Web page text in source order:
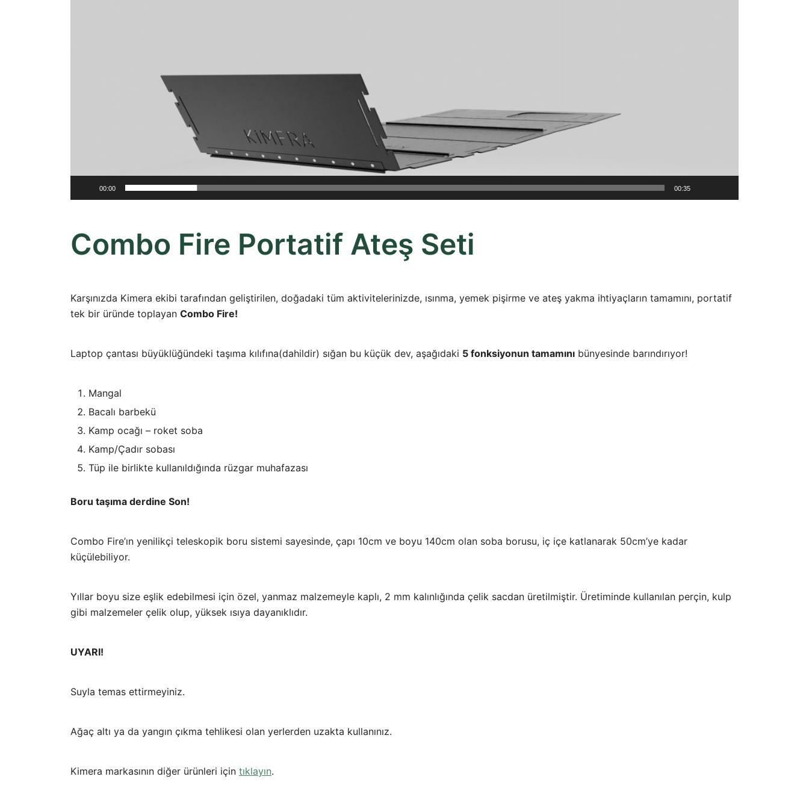
00:00 00:35
Combo Fire Portatif Ateş Seti
Karşınızda Kimera ekibi tarafından geliştirilen, doğadaki tüm aktivitelerinizde, ısınma, yemek pişirme ve ateş yakma ihtiyaçların tamamını, portatif
tek bir üründe toplayan Combo Fire!
Laptop çantası büyüklüğündeki taşıma kılıfına(dahildir) sığan bu küçük dev, aşağıdaki 5 fonksiyonun tamamını bünyesinde barındırıyor!
Mangal
Bacalı barbekü
Kamp ocağı – roket soba
Kamp/Çadır sobası
Tüp ile birlikte kullanıldığında rüzgar muhafazası
Boru taşıma derdine Son!
Combo Fire’ın yenilikçi teleskopik boru sistemi sayesinde, çapı 10cm ve boyu 140cm olan soba borusu, iç içe katlanarak 50cm’ye kadar
küçülebiliyor.
Yıllar boyu size eşlik edebilmesi için özel, yanmaz malzemeyle kaplı, 2 mm kalınlığında çelik sacdan üretilmiştir. Üretiminde kullanılan perçin, kulp
gibi malzemeler çelik olup, yüksek ısıya dayanıklıdır.
UYARI!
Suyla temas ettirmeyiniz.
Ağaç altı ya da yangın çıkma tehlikesi olan yerlerden uzakta kullanınız.
Kimera markasının diğer ürünleri için tıklayın.